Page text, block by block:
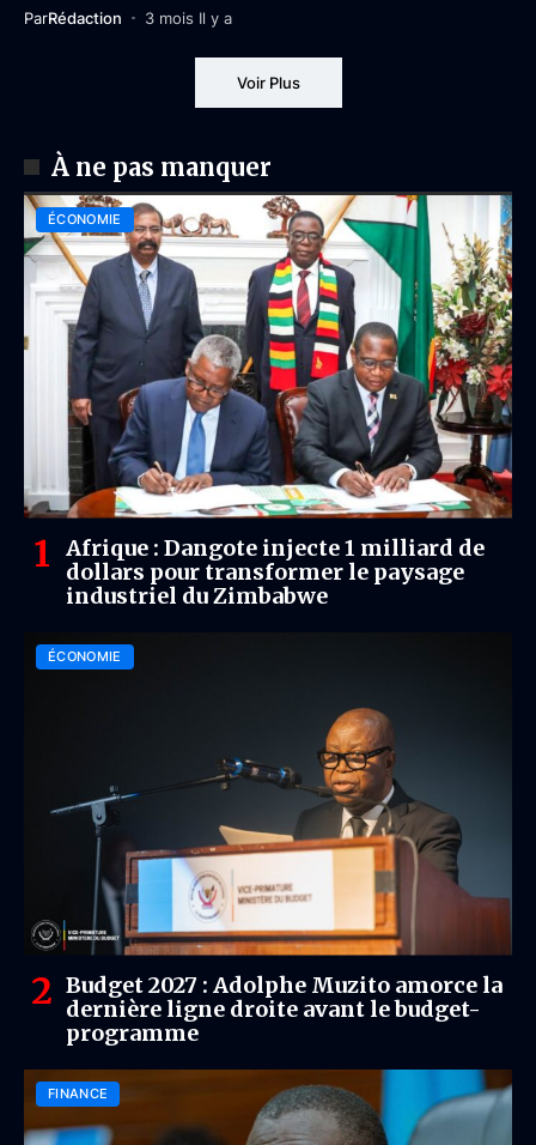
ParRédaction 3 mois Il y a
Voir Plus
À ne pas manquer
ÉCONOMIE
Afrique : Dangote injecte 1 milliard de
dollars pour transformer le paysage
industriel du Zimbabwe
ÉCONOMIE
Budget 2027 : Adolphe Muzito amorce la
dernière ligne droite avant le budget-
programme
FINANCE